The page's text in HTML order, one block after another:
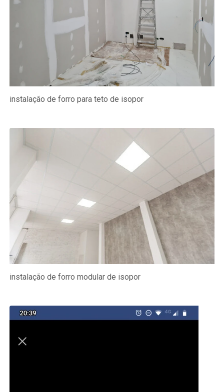
instalação de forro para teto de isopor
instalação de forro modular de isopor